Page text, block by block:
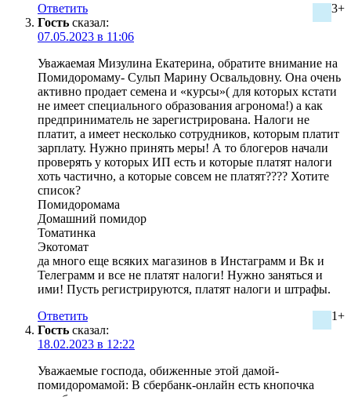
3+
Ответить
Гость сказал:
07.05.2023 в 11:06
Уважаемая Мизулина Екатерина, обратите внимание на
Помидоромаму- Сульп Марину Освальдовну. Она очень
активно продает семена и «курсы»( для которых кстати
не имеет специального образования агронома!) а как
предприниматель не зарегистрирована. Налоги не
платит, а имеет несколько сотрудников, которым платит
зарплату. Нужно принять меры! А то блогеров начали
проверять у которых ИП есть и которые платят налоги
хоть частично, а которые совсем не платят???? Хотите
список?
Помидоромама
Домашний помидор
Томатинка
Экотомат
да много еще всяких магазинов в Инстаграмм и Вк и
Телеграмм и все не платят налоги! Нужно заняться и
ими! Пусть регистрируются, платят налоги и штрафы.
1+
Ответить
Гость сказал:
18.02.2023 в 12:22
Уважаемые господа, обиженные этой дамой-
помидоромамой: В сбербанк-онлайн есть кнопочка